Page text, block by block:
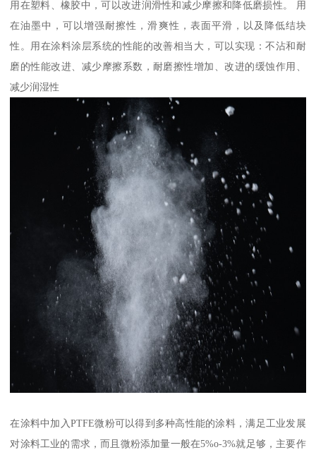
用在塑料、橡胶中，可以改进润滑性和减少摩擦和降低磨损性。 用
在油墨中，可以增强耐擦性，滑爽性，表面平滑，以及降低结块
性。用在涂料涂层系统的性能的改善相当大，可以实现：不沾和耐
磨的性能改进、减少摩擦系数，耐磨擦性增加、改进的缓蚀作用、
减少润湿性
在涂料中加入PTFE微粉可以得到多种高性能的涂料，满足工业发展
对涂料工业的需求，而且微粉添加量一般在5%o-3%就足够，主要作